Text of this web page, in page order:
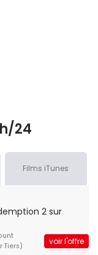
24
Films iTunes
2 sur
Tiers)
voir l'offre